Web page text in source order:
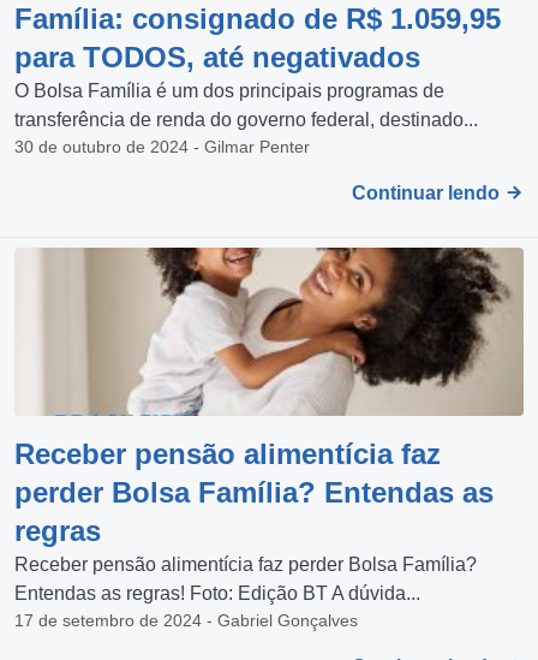
Família: consignado de R$ 1.059,95
para TODOS, até negativados
O Bolsa Família é um dos principais programas de
transferência de renda do governo federal, destinado...
30 de outubro de 2024 - Gilmar Penter
Continuar lendo
Receber pensão alimentícia faz
perder Bolsa Família? Entendas as
regras
Receber pensão alimentícia faz perder Bolsa Família?
Entendas as regras! Foto: Edição BT A dúvida...
17 de setembro de 2024 - Gabriel Gonçalves